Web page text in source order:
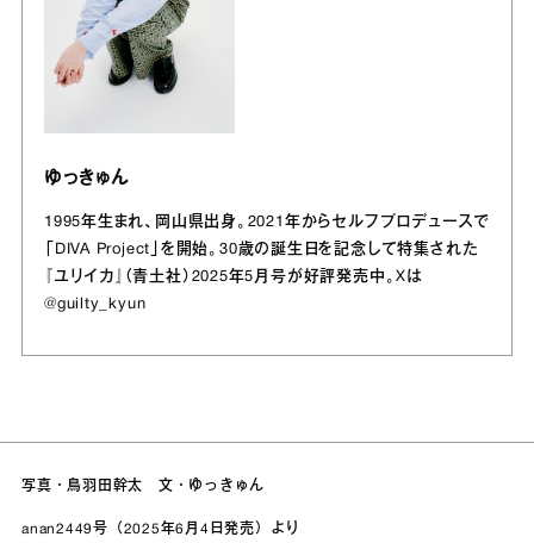
ゆっきゅん
1995年生まれ、岡山県出身。2021年からセルフプロデュースで
「DIVA Project」を開始。30歳の誕生日を記念して特集された
『ユリイカ』（青土社）2025年5月号が好評発売中。Xは
@guilty_kyun
写真・鳥羽田幹太 文・ゆっきゅん
anan2449号（2025年6月4日発売）より